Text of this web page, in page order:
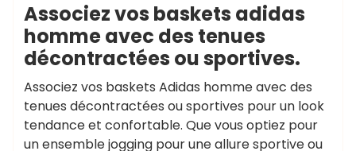
Associez vos baskets adidas
homme avec des tenues
décontractées ou sportives.
Associez vos baskets Adidas homme avec des
tenues décontractées ou sportives pour un look
tendance et confortable. Que vous optiez pour
un ensemble jogging pour une allure sportive ou